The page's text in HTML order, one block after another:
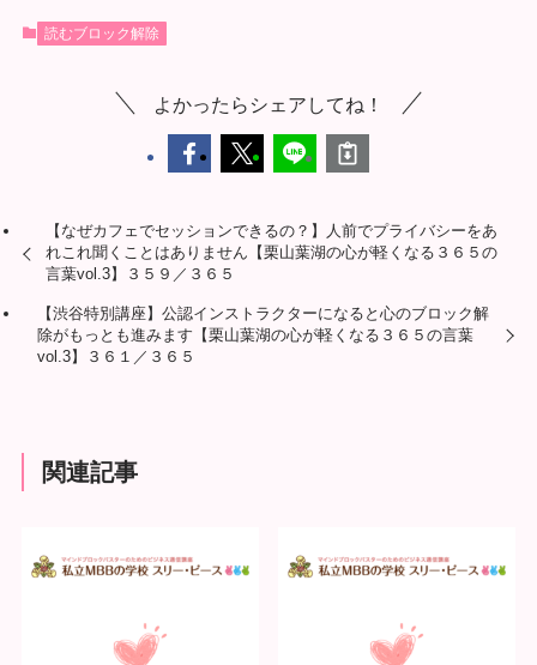
読むブロック解除
よかったらシェアしてね！
【なぜカフェでセッションできるの？】人前でプライバシーをあ
れこれ聞くことはありません【栗山葉湖の心が軽くなる３６５の
言葉vol.3】３５９／３６５
【渋谷特別講座】公認インストラクターになると心のブロック解
除がもっとも進みます【栗山葉湖の心が軽くなる３６５の言葉
vol.3】３６１／３６５
関連記事